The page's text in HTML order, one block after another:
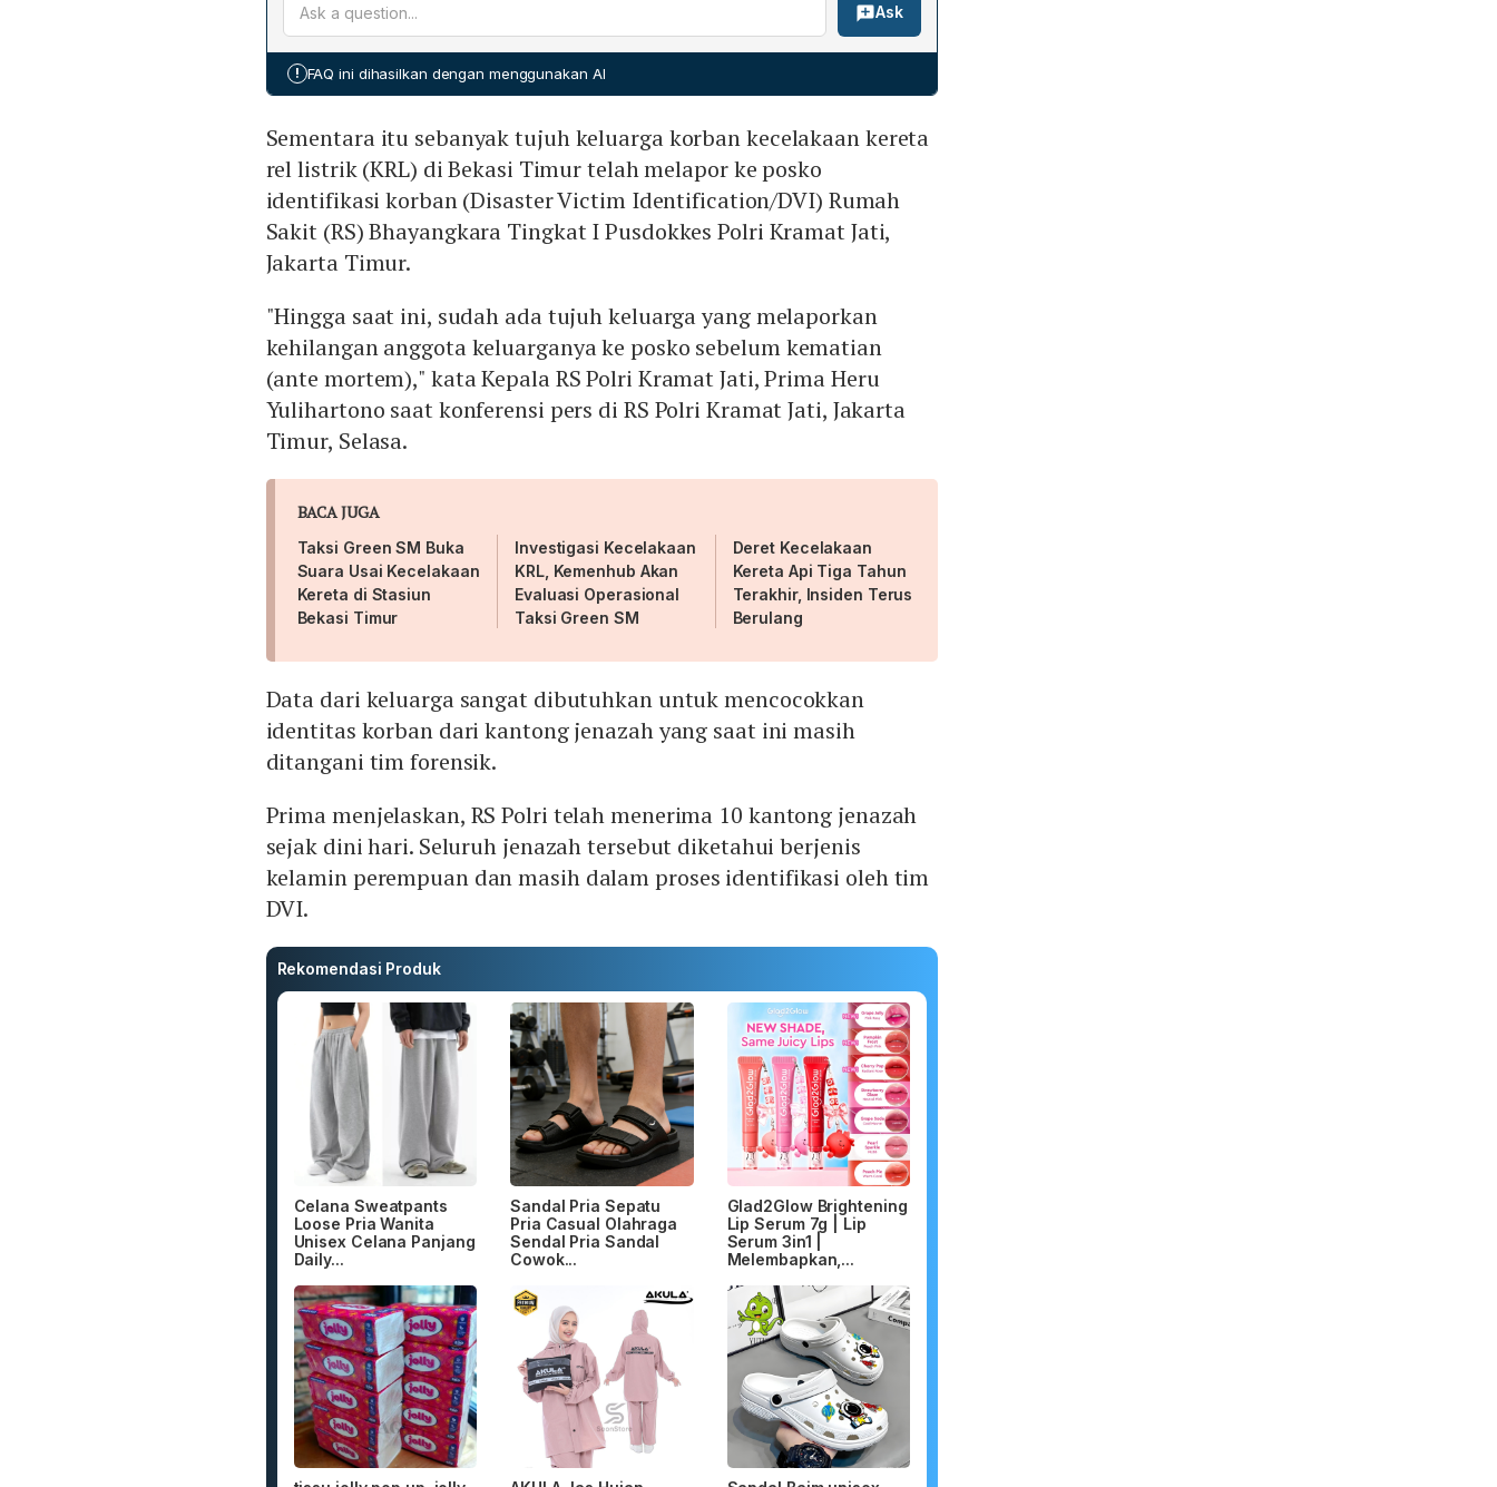
keluarga dengan data post mortem hasil pemeriksaan forensik oleh tim DVI. Seluruh
10 jenazah perempuan masih dalam proses identifikasi; kehadiran keluarga sangat
Keluarga yang belum melapor diminta datang ke Posko Ante Mortem di RS Polri
Ask
! FAQ ini dihasilkan dengan menggunakan AI
Sementara itu sebanyak tujuh keluarga korban kecelakaan kereta
rel listrik (KRL) di Bekasi Timur telah melapor ke posko
identifikasi korban (Disaster Victim Identification/DVI) Rumah
Sakit (RS) Bhayangkara Tingkat I Pusdokkes Polri Kramat Jati,
Jakarta Timur.
"Hingga saat ini, sudah ada tujuh keluarga yang melaporkan
kehilangan anggota keluarganya ke posko sebelum kematian
(ante mortem)," kata Kepala RS Polri Kramat Jati, Prima Heru
Yulihartono saat konferensi pers di RS Polri Kramat Jati, Jakarta
Timur, Selasa.
BACA JUGA
Taksi Green SM Buka
Suara Usai Kecelakaan
Kereta di Stasiun
Bekasi Timur
Investigasi Kecelakaan
KRL, Kemenhub Akan
Evaluasi Operasional
Taksi Green SM
Deret Kecelakaan
Kereta Api Tiga Tahun
Terakhir, Insiden Terus
Berulang
Data dari keluarga sangat dibutuhkan untuk mencocokkan
identitas korban dari kantong jenazah yang saat ini masih
ditangani tim forensik.
Prima menjelaskan, RS Polri telah menerima 10 kantong jenazah
sejak dini hari. Seluruh jenazah tersebut diketahui berjenis
kelamin perempuan dan masih dalam proses identifikasi oleh tim
DVI.
Rekomendasi Produk
Celana Sweatpants
Loose Pria Wanita
Unisex Celana Panjang
Daily...
Sandal Pria Sepatu
Pria Casual Olahraga
Sendal Pria Sandal
Cowok...
Glad2Glow Brightening
Lip Serum 7g | Lip
Serum 3in1 |
Melembapkan,...